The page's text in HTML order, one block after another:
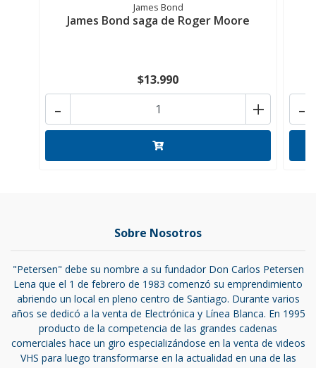
James Bond
James Bond saga de Roger Moore
$13.990
+
- -
Sobre Nosotros
"Petersen" debe su nombre a su fundador Don Carlos Petersen
Lena que el 1 de febrero de 1983 comenzó su emprendimiento
abriendo un local en pleno centro de Santiago. Durante varios
años se dedicó a la venta de Electrónica y Línea Blanca. En 1995
producto de la competencia de las grandes cadenas
comerciales hace un giro especializándose en la venta de videos
VHS para luego transformarse en la actualidad en una de las